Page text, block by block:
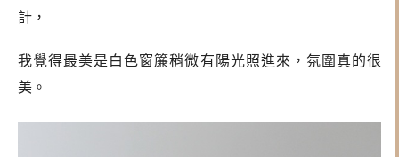
計，
我覺得最美是白色窗簾稍微有陽光照進來，氛圍真的很
美。